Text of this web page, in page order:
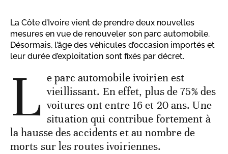
La Côte d’Ivoire vient de prendre deux nouvelles
mesures en vue de renouveler son parc automobile.
Désormais, l’âge des véhicules d’occasion importés et
leur durée d’exploitation sont fixés par décret.
L e parc automobile ivoirien est
vieillissant. En effet, plus de 75% des
voitures ont entre 16 et 20 ans. Une
situation qui contribue fortement à
la hausse des accidents et au nombre de
morts sur les routes ivoiriennes.